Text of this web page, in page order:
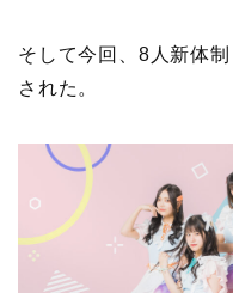
そして今回、8人新体
された。